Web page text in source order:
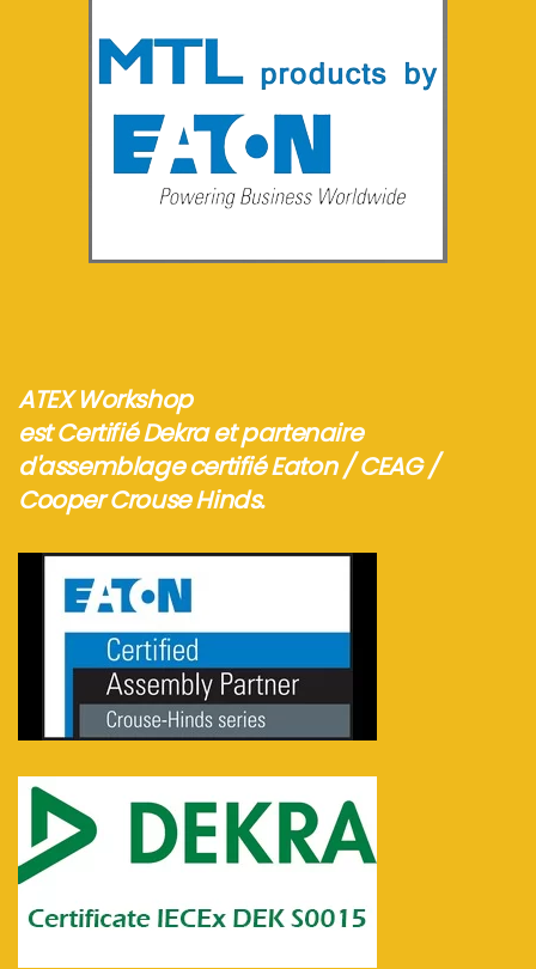
ATEX Workshop
est Certifié Dekra et partenaire
d'assemblage certifié Eaton / CEAG /
Cooper Crouse Hinds.